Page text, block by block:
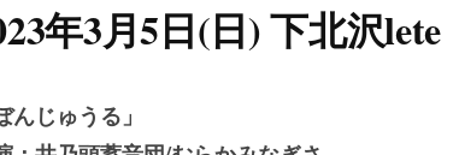
年3月5日(日) 下北沢lete
んじゅうる」